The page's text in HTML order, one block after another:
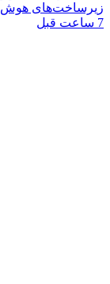
زیرساخت‌های هوش
7 ساعت قبل